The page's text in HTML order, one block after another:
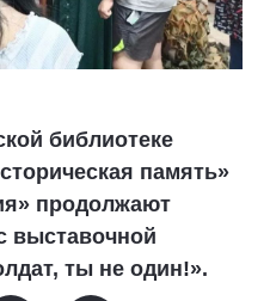
библиотеке
память»
продолжают
выставочной
ты не один!».